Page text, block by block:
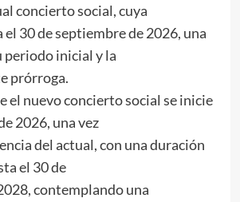
concierto social, cuya
30 de septiembre de 2026, una
periodo inicial y la
prórroga.
el nuevo concierto social se inicie
2026, una vez
del actual, con una duración
el 30 de
contemplando una